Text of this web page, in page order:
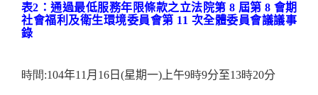
表2：通過最低服務年限條款之立法院第 8 屆第 8 會期
社會福利及衛生環境委員會第 11 次全體委員會議議事
錄
時間:104年11月16日(星期一) 上午9時9分至13時20分